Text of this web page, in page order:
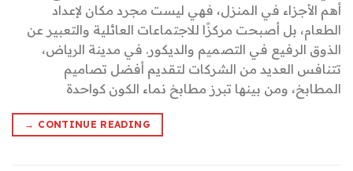
أهم الأجزاء في المنزل، فهي ليست مجرد مكان لإعداد
الطعام، بل أصبحت مركزًا للاجتماعات العائلية والتعبير عن
الذوق الرفيع في التصميم والديكور. في مدينة الرياض،
تتنافس العديد من الشركات لتقديم أفضل تصاميم
المطابخ، ومن بينها تبرز مطابخ نماء الكون كواحدة
CONTINUE READING
→